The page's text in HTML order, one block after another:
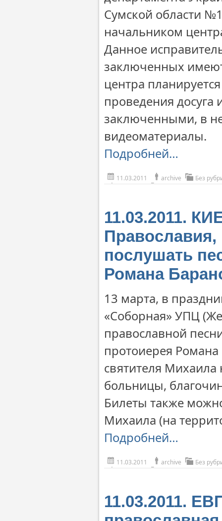
Сумской области
начальником
Данное
заключенных
центра
проведения
заключенными, в
видеоматериалы.
Подробней…
11.03.2011 archive Без
11.03.2011.
Православия,
послушать
Романа
13 марта, в
«Соборная» УПЦ
православной
протоиерея Романа
святителя
больницы,
Билеты также
Михаила (на
Подробней…
11.03.2011 archive Без
11.03.2011.